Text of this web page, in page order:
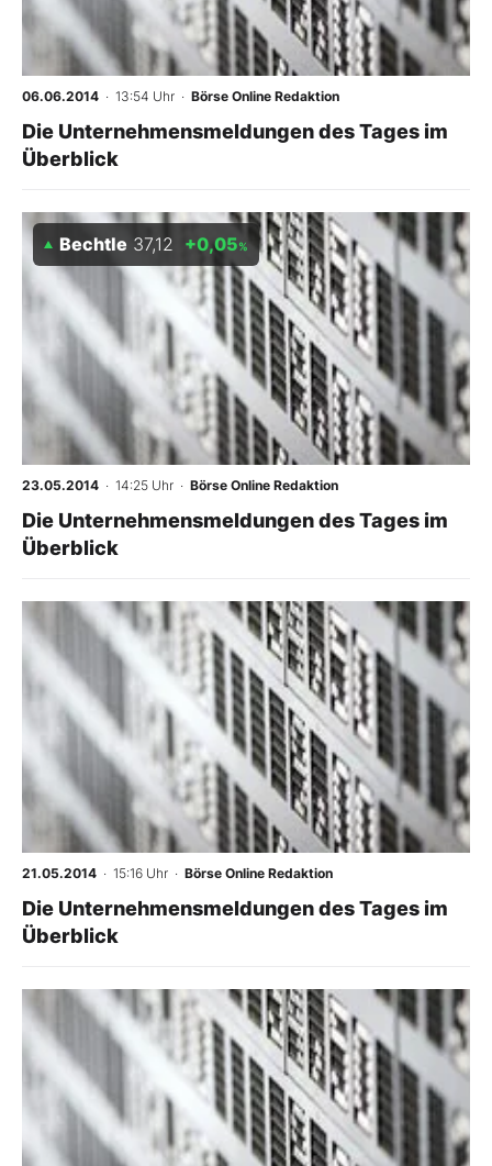
06.06.2014 · 13:54 Uhr · Börse Online Redaktion
Die Unternehmensmeldungen des Tages im
Überblick
Bechtle 37,12 +0,05%
23.05.2014 · 14:25 Uhr · Börse Online Redaktion
Die Unternehmensmeldungen des Tages im
Überblick
21.05.2014 · 15:16 Uhr · Börse Online Redaktion
Die Unternehmensmeldungen des Tages im
Überblick